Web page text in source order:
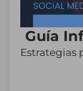
Guía
Estrategias